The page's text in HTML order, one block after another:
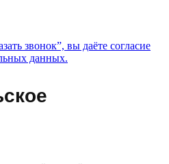
звонок”, вы даёте согласие
данных.